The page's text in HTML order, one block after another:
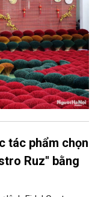
tác phẩm chọn
Ruz" bằng